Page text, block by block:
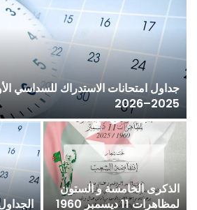
جداول امتحانات الاستدراك للسداسي
2025–2026
الذكرى الخامسة و الستون
لمظاهرات 11 ديسمبر 1960